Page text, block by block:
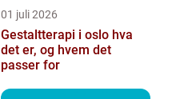
01 juli 2026
Gestaltterapi i oslo hva
det er, og hvem det
passer for